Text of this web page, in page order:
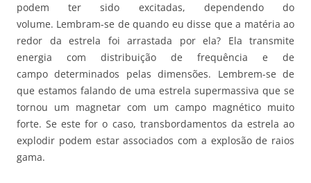
podem ter sido excitadas, dependendo do
volume. Lembram-se de quando eu disse que a matéria ao
redor da estrela foi arrastada por ela? Ela transmite
energia com distribuição de frequência e de
campo determinados pelas dimensões. Lembrem-se de
que estamos falando de uma estrela supermassiva que se
tornou um magnetar com um campo magnético muito
forte. Se este for o caso, transbordamentos da estrela ao
explodir podem estar associados com a explosão de raios
gama.